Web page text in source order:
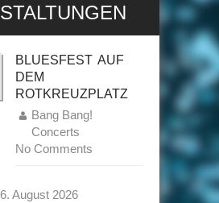
BLUESFEST AUF
DEM
ROTKREUZPLATZ
Bang Bang!
Concerts
No Comments
August 2026